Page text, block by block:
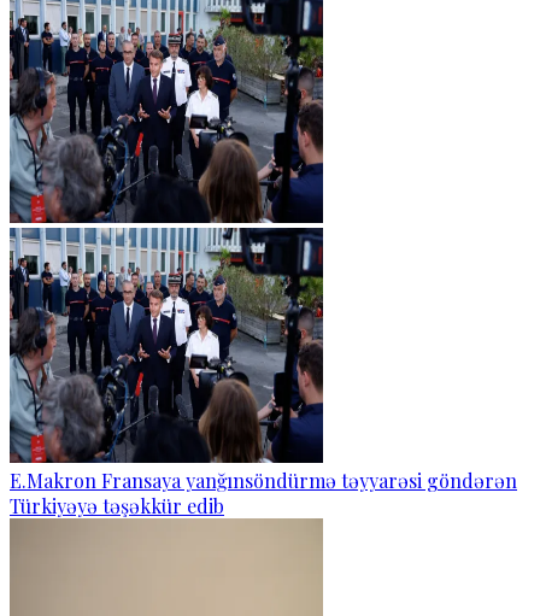
E.Makron Fransaya yanğınsöndürmə təyyarəsi göndərən
Türkiyəyə təşəkkür edib